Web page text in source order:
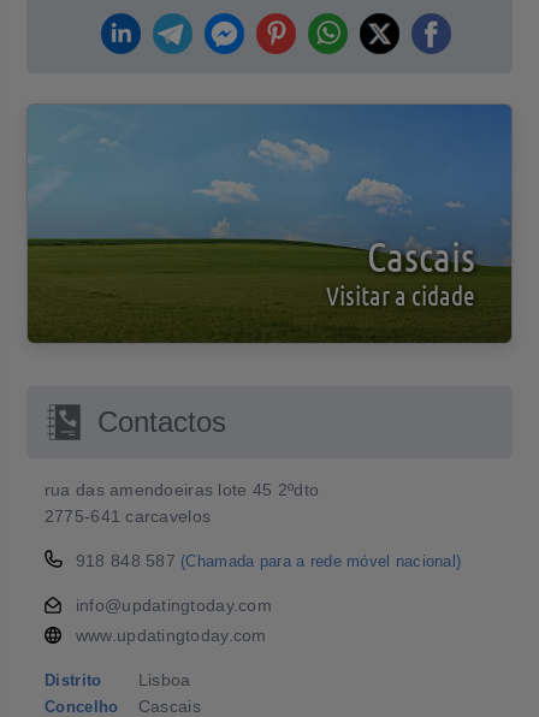
Cascais
Visitar a cidade
Contactos
rua das amendoeiras lote 45 2ºdto
2775-641 carcavelos
918 848 587 (Chamada para a rede móvel nacional)
info@updatingtoday.com
www.updatingtoday.com
Distrito Lisboa
Concelho Cascais